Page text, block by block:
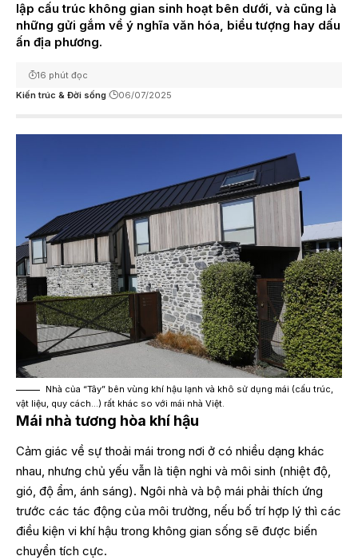
lập cấu trúc không gian sinh hoạt bên dưới, và cũng là
những gửi gắm về ý nghĩa văn hóa, biểu tượng hay dấu
ấn địa phương.
Kiến trúc & Đời sống 06/07/2025
16 phút đọc
Nhà của “Tây” bên vùng khí hậu lạnh và khô sử dụng mái (cấu trúc,
vật liệu, quy cách…) rất khác so với mái nhà Việt.
Mái nhà tương hòa khí hậu
Cảm giác về sự thoải mái trong nơi ở có nhiều dạng khác
nhau, nhưng chủ yếu vẫn là tiện nghi và môi sinh (nhiệt độ,
gió, độ ẩm, ánh sáng). Ngôi nhà và bộ mái phải thích ứng
trước các tác động của môi trường, nếu bố trí hợp lý thì các
điều kiện vi khí hậu trong không gian sống sẽ được biến
chuyển tích cực.